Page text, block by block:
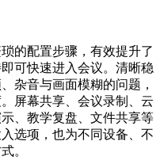
的配置步骤，有效提升了
可快速进入会议。清晰稳
杂音与画面模糊的问题，
屏幕共享、会议录制、云
、教学复盘、文件共享等
选项，也为不同设备、不
。